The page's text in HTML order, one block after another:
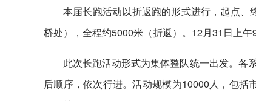
本届长跑活动以折返跑的形式进行，起点
桥处），全程约5000米（折返）。12月31日上
此次长跑活动形式为集体整队统一出发。各
后顺序，依次行进。活动规模为10000人，包